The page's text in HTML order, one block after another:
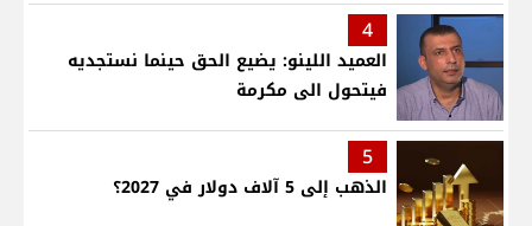
4
العميد اللينو: يضيع الحق حينما نستجديه
فيتحول الى مكرمة
5
الذهب إلى 5 آلاف دولار في 2027؟